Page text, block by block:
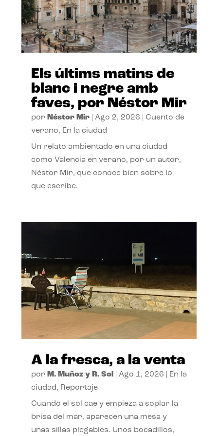
Els últims matins de
blanc i negre amb
faves, por Néstor Mir
por Néstor Mir| Ago 2, 2026
Cuento de
verano, En la ciudad
Un relato ambientado en una ciudad
como Valencia en verano, por un autor,
Néstor Mir, que conoce bien sobre lo
que escribe.
A la fresca, a la venta
por M. Muñoz y R. Sol| Ago 1, 2026
En la
ciudad, Reportaje
Cuando el sol cae y empieza a soplar la
brisa del mar, aparecen una mesa y
unas sillas plegables. Unos bocadillos,